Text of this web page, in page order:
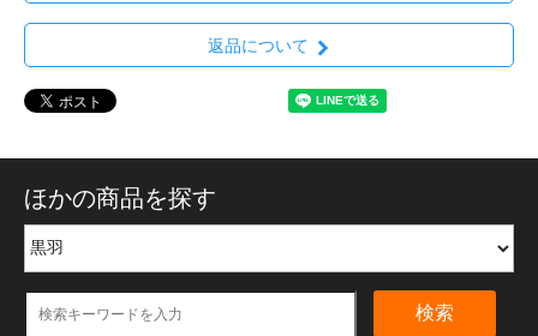
返品について
ほかの商品を探す
検索